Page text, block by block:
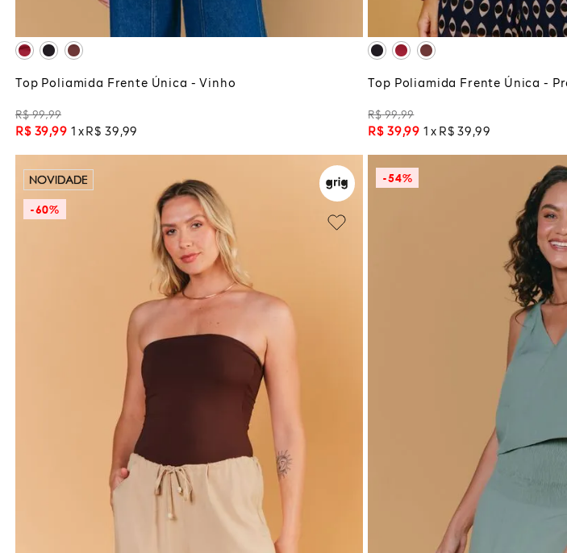
ADICIONAR À SACOLA
Top Poliamida Frente Única - Vinho
R$ 99,99
R$ 39,99 1 R$ 39 ,99
ADICIONAR À
Top Poliamida Frente Única -
R$ 99,99
R$ 39,99 1 R$ 39 ,99
NOVIDADE
-60%
-54%